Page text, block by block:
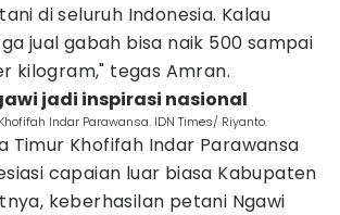
di seluruh Indonesia. Kalau
jual gabah bisa naik 500 sampai
kilogram," tegas Amran.
jadi inspirasi nasional
Indar Parawansa. IDN Times/ Riyanto.
Timur Khofifah Indar Parawansa
capaian luar biasa Kabupaten
keberhasilan petani Ngawi